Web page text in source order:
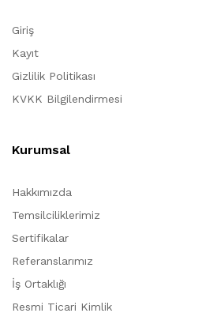
Giriş
Kayıt
Gizlilik Politikası
KVKK Bilgilendirmesi
Kurumsal
Hakkımızda
Temsilciliklerimiz
Sertifikalar
Referanslarımız
İş Ortaklığı
Resmi Ticari Kimlik